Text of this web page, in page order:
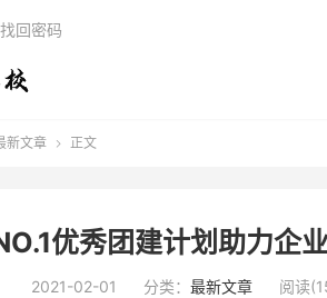
找回密码
新文章  正文
优秀团建计划助力企
2021-02-01 分类： 最新文章 阅读